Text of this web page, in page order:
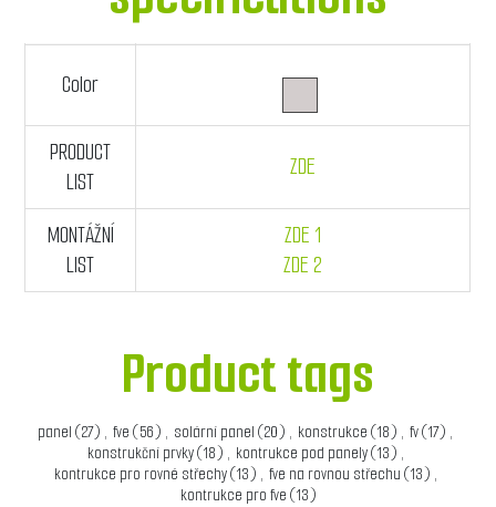
Color
PRODUCT
LIST
ZDE
MONTÁŽNÍ
LIST
ZDE 1
ZDE 2
Product tags
panel (27) , fve (56) , solární panel (20) , konstrukce (18) , fv(17) ,
konstrukční prvky(18) , kontrukce pod panely(13) ,
kontrukce pro rovné střechy(13) , fve na rovnou střechu (13) ,
kontrukce pro fve (13)